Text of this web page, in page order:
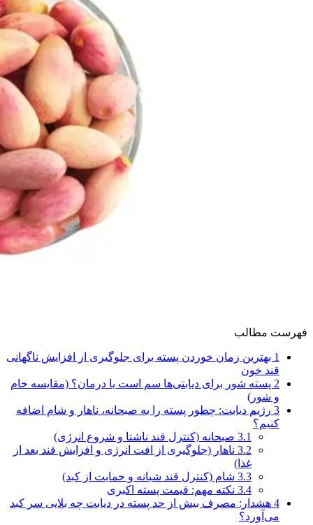
فهرست مطالب
1 بهترین زمان خوردن پسته برای جلوگیری از افزایش ناگهانی
قند خون
2 پسته شور برای دیابتی‌ها سم است یا درمان؟ (مقایسه خام
و شور)
3 رژیم دیابت: چطور پسته را به صبحانه، ناهار و شام اضافه
کنیم؟
3.1 صبحانه (کنترل قند ناشتا و شروع انرژی)
3.2 ناهار (جلوگیری از افت انرژی و افزایش قند بعد از
غذا)
3.3 شام (کنترل قند شبانه و حمایت از کبد)
3.4 نکته مهم: قیمت پسته اکبری
4 هشدار: مصرف بیش از حد پسته در دیابت چه بلایی سر کبد
می‌آورد؟